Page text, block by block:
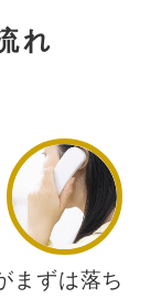
れ
まずは落ち